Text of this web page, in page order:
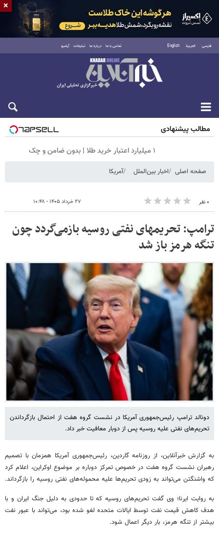
فارسی العربية English تماس با ما درباره ما تبلیغات آرشیو
جمعه ۱۶ مرداد ۱۴۰۵
مطالب پیشنهادی
۱ میلیارد اعتبار خرید طلا | بدون ضامن و چک
صفحه اصلی اخبار بین‌الملل آمریکا
۰ نفر ۲۷ خرداد ۱۴۰۵ - ۱۰:۴۸
ترامپ: تحریمهای نفتی روسیه بازمی‌گردد چون
تنگه هرمز باز شد
دونالد ترامپ رئیس‌جمهوری آمریکا در نشست گروه هفت از احتمال بازگرداندن
تحریم‌های نفتی علیه روسیه پس از دوبار معافیت خبر داد.
به گزارش خبرآنلاین، از روزنامه گاردین، رئیس‌جمهوری آمریکا همزمان با تصمیم
رهبران نشست گروه هفت در خصوص تمرکز دوباره بر موضوع اوکراین، اعلام کرد
که واشنگتن می‌تواند به زودی تحریم‌ها علیه محموله‌های نفتی روسیه را بازگرداند.
به روایت ایرنا؛ وی گفت تحریم‌های روسیه که تا حدودی به دلیل جنگ ایران و با
هدف کاهش قیمت نفت توسط ایالات متحده لغو شده بود، می‌تواند با عبور نفت
بیشتر از تنگه هرمز، بار دیگر اعمال شود.
×